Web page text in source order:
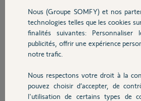
Sécurité
Domotique
Chauffage
tahoma pour
Et depuis, j'ai une
Advanced, qui
pas être piloté
Redémarrage
attente,
Nous (Groupe SOMFY) et nos
technologies telles que les cookies
finalités suivantes:
publicités, offrir une expérience
notre trafic.
Nous respectons votre droit à la
pouvez choisir d’accepter, de
l'utilisation de certains types de